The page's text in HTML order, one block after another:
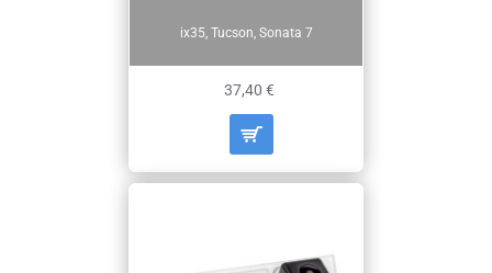
ix35, Tucson, Sonata 7
37,40 €